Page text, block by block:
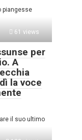
piangesse
61 views
per
A
la voce
il suo ultimo